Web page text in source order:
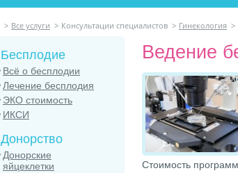
> Все услуги > Консультации специалистов > Гинекология >
Бесплодие
Всё о бесплодии
Лечение бесплодия
ЭКО стоимость
ИКСИ
Донорство
Донорские
яйцеклетки
Ведение
Стоимость